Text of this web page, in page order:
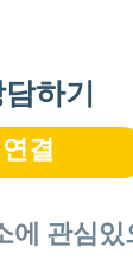
하기
결
에 관심